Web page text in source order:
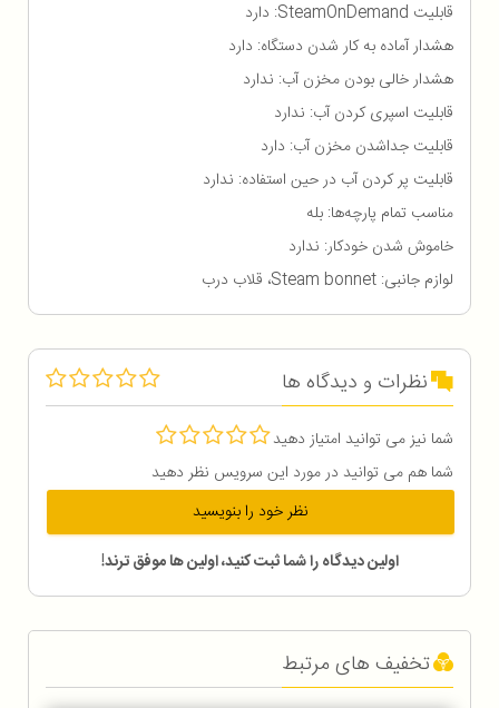
قابلیت SteamOnDemand: دارد
هشدار آماده به کار شدن دستگاه: دارد
هشدار خالی بودن مخزن آب: ندارد
قابلیت اسپری کردن آب: ندارد
قابلیت جداشدن مخزن آب: دارد
قابلیت پر کردن آب در حین استفاده: ندارد
مناسب تمام پارچه‌ها: بله
خاموش شدن خودکار: ندارد
لوازم جانبی: Steam bonnet، قلاب درب
نظرات و دیدگاه ها
شما نیز می توانید امتیاز دهید
شما هم می توانید در مورد این سرویس نظر دهید
نظر خود را بنویسید
اولین دیدگاه را شما ثبت کنید، اولین ها موفق ترند!
تخفیف های مرتبط